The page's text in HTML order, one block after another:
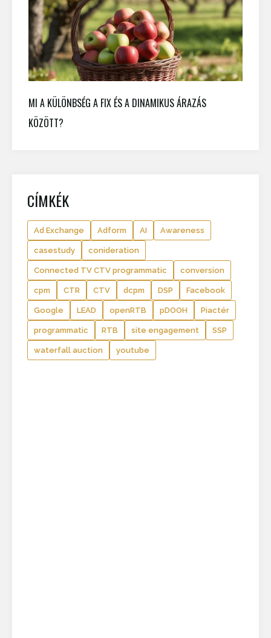
MI A KÜLÖNBSÉG A FIX ÉS A DINAMIKUS ÁRAZÁS
KÖZÖTT?
CÍMKÉK
Ad Exchange Adform AI Awareness
casestudy conideration
Connected TV CTV programmatic conversion
cpm CTR CTV dcpm DSP Facebook
Google LEAD openRTB pDOOH Piactér
programmatic RTB site engagement SSP
waterfall auction youtube